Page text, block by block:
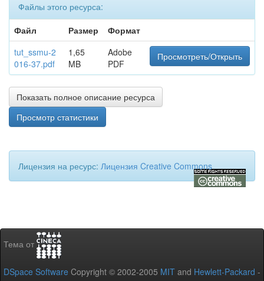
Файлы этого ресурса:
Файл
Размер
Формат
tut_ssmu-2
016-37.pdf
1,65
MB
Adobe
PDF
Просмотреть/Открыть
Показать полное описание ресурса
Просмотр статистики
Лицензия на ресурс: Лицензия Creative Commons
Тема от
DSpace Software Copyright © 2002-2005 MIT and Hewlett-Packard -